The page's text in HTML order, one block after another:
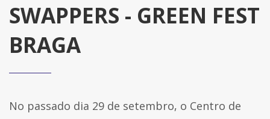
SWAPPERS - GREEN FEST
BRAGA
No passado dia 29 de setembro, o Centro de